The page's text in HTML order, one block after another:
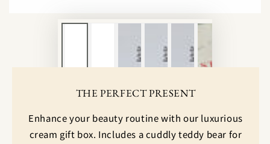
THE PERFECT PRESENT
Enhance your beauty routine with our luxurious
cream gift box. Includes a cuddly teddy bear for